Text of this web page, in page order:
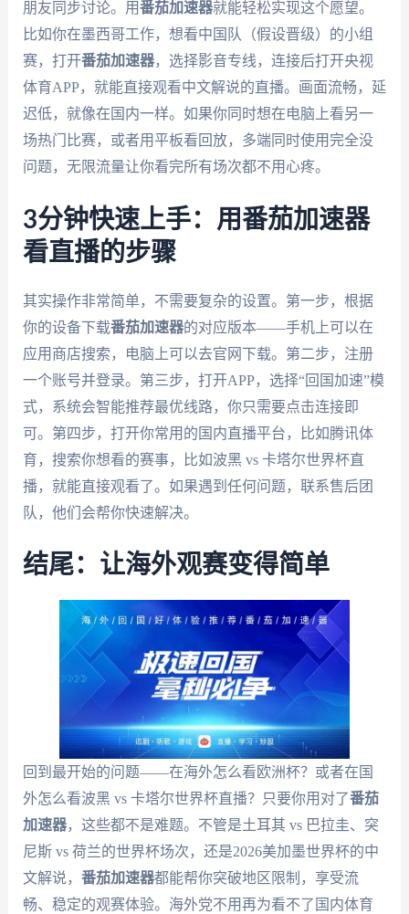
朋友同步讨论。用番茄加速器就能轻松实现这个愿望。
比如你在墨西哥工作，想看中国队（假设晋级）的小组
赛，打开番茄加速器，选择影音专线，连接后打开央视
体育APP，就能直接观看中文解说的直播。画面流畅，延
迟低，就像在国内一样。如果你同时想在电脑上看另一
场热门比赛，或者用平板看回放，多端同时使用完全没
问题，无限流量让你看完所有场次都不用心疼。
3分钟快速上手：用番茄加速器
看直播的步骤
其实操作非常简单，不需要复杂的设置。第一步，根据
你的设备下载番茄加速器的对应版本——手机上可以在
应用商店搜索，电脑上可以去官网下载。第二步，注册
一个账号并登录。第三步，打开APP，选择“回国加速”模
式，系统会智能推荐最优线路，你只需要点击连接即
可。第四步，打开你常用的国内直播平台，比如腾讯体
育，搜索你想看的赛事，比如波黑 vs 卡塔尔世界杯直
播，就能直接观看了。如果遇到任何问题，联系售后团
队，他们会帮你快速解决。
结尾：让海外观赛变得简单
回到最开始的问题——在海外怎么看欧洲杯？或者在国
外怎么看波黑 vs 卡塔尔世界杯直播？只要你用对了番茄
加速器，这些都不是难题。不管是土耳其 vs 巴拉圭、突
尼斯 vs 荷兰的世界杯场次，还是2026美加墨世界杯的中
文解说， 番茄加速器都能帮你突破地区限制，享受流
畅、稳定的观赛体验。海外党不用再为看不了国内体育